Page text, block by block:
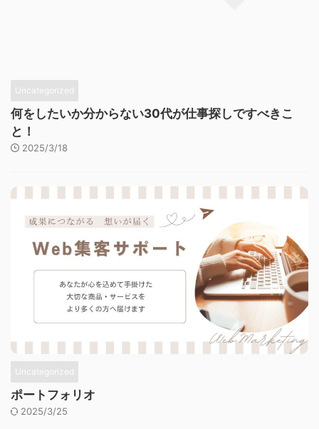
Uncategorized
何をしたいか分からない30代が仕事探しですべきこ
と！
2025/3/18
Uncategorized
ポートフォリオ
2025/3/25